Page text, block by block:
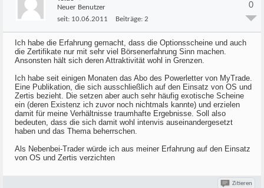
Neuer Benutzer
seit: 10.06.2011 Beiträge: 2
0
Ich habe die Erfahrung gemacht, dass die Optionsscheine und auch
die Zertifikate nur mit sehr viel Börsenerfahrung Sinn machen.
Ansonsten hält sich deren Attraktivität wohl in Grenzen.
Ich habe seit einigen Monaten das Abo des Powerletter von MyTrade.
Eine Publikation, die sich ausschließlich auf den Einsatz von OS und
Zertis bezieht. Die setzen aber auch sehr häufig exotische Scheine
ein (deren Existenz ich zuvor noch nichtmals kannte) und erzielen
damit für meine Verhältnisse traumhafte Ergebnisse. Soll also
bedeuten, dass die sich damit wohl intenvis auseinandergesetzt
haben und das Thema beherrschen.
Als Nebenbei-Trader würde ich aus meiner Erfahrung auf den Einsatz
von OS und Zertis verzichten
Zitieren